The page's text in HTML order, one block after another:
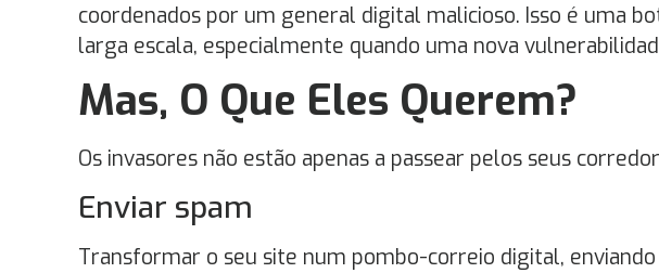
coordenados por um general digital malicioso. Isso é uma
larga escala, especialmente quando uma nova
Mas, O Que Eles Querem?
Os invasores não estão apenas a passear pelos seus
Enviar spam
Transformar o seu site num pombo-correio digital, enviando